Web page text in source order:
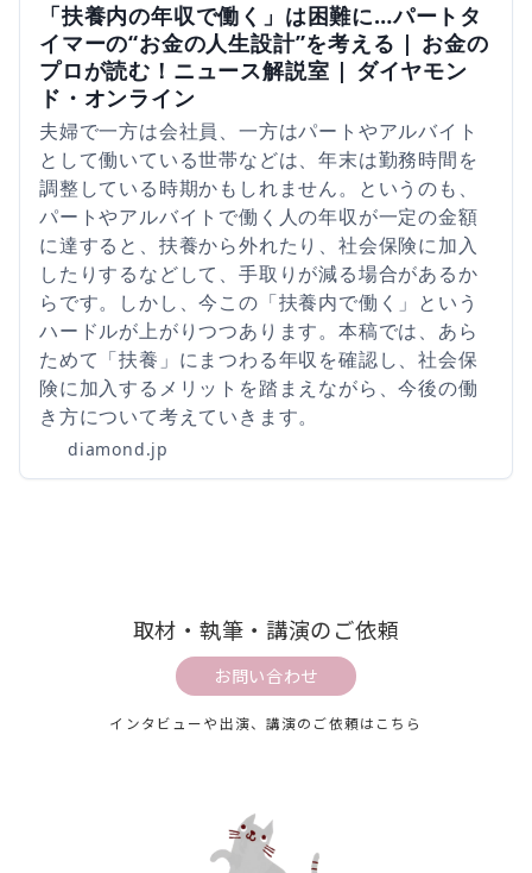
「扶養内の年収で働く」は困難に…パートタ
イマーの“お金の人生設計”を考える | お金の
プロが読む！ニュース解説室 | ダイヤモン
ド・オンライン
夫婦で一方は会社員、一方はパートやアルバイト
として働いている世帯などは、年末は勤務時間を
調整している時期かもしれません。というのも、
パートやアルバイトで働く人の年収が一定の金額
に達すると、扶養から外れたり、社会保険に加入
したりするなどして、手取りが減る場合があるか
らです。しかし、今この「扶養内で働く」という
ハードルが上がりつつあります。本稿では、あら
ためて「扶養」にまつわる年収を確認し、社会保
険に加入するメリットを踏まえながら、今後の働
き方について考えていきます。
diamond.jp
取材・執筆・講演のご依頼
お問い合わせ
インタビューや出演、講演のご依頼はこちら